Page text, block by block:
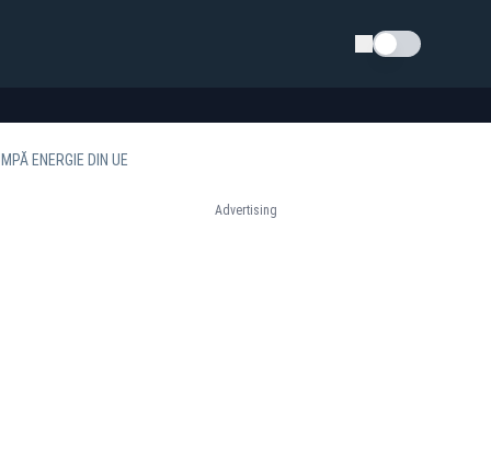
Schimba tema
ENERGIE DIN UE
Advertising